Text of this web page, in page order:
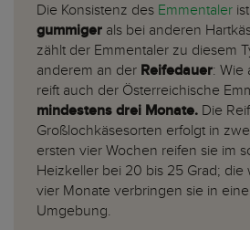
Die Konsistenz des Emmentaler
gummiger als bei anderen
zählt der Emmentaler zu diesem
anderem an der Reifedauer: Wie
reift auch der Österreichische
mindestens drei Monate. Die
Großlochkäsesorten erfolgt in
ersten vier Wochen reifen sie im
Heizkeller bei 20 bis 25 Grad; die
vier Monate verbringen sie in
Umgebung.